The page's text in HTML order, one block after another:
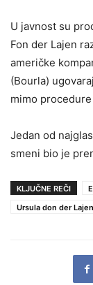
U javnost su
Fon der Lajen
američke
(Bourla)
mimo
Jedan od
smeni bio je
KLJUČNE REČI
Ursula don der Lajen